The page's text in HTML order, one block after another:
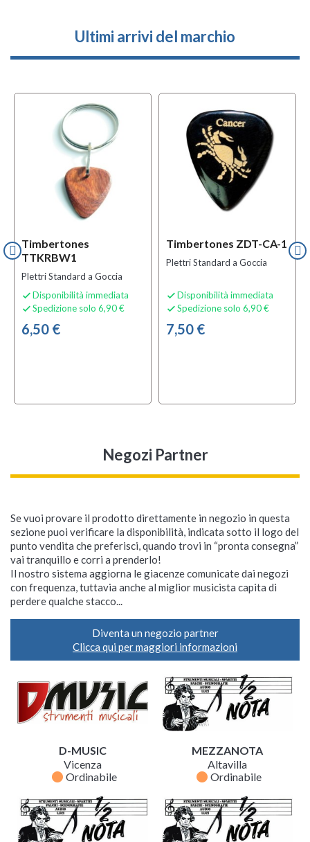
Ultimi arrivi del marchio
Timbertones
TTKRBW1
Plettri Standard a Goccia
 Disponibilità immediata
 Spedizione solo 6,90 €
6,50 €
Timbertones ZDT-CA-1
Plettri Standard a Goccia
 Disponibilità immediata
 Spedizione solo 6,90 €
7,50 €
Negozi Partner
Se vuoi provare il prodotto direttamente in negozio in questa
sezione puoi verificare la disponibilità, indicata sotto il logo del
punto vendita che preferisci, quando trovi in “pronta consegna”
vai tranquillo e corri a prenderlo!
Il nostro sistema aggiorna le giacenze comunicate dai negozi
con frequenza, tuttavia anche al miglior musicista capita di
perdere qualche stacco...
Diventa un negozio partner
Clicca qui per maggiori informazioni
D-MUSIC
Vicenza
fiber_manual_record Ordinabile
MEZZANOTA
Altavilla
fiber_manual_record Ordinabile